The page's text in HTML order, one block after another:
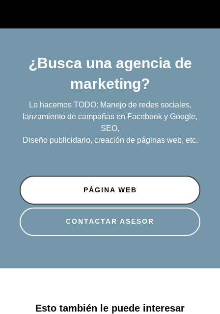
¿Busca una agencia de
marketing?
Lo hacemos TODO: Manejo de redes sociales,
lanzamiento de campañas en Facebook y Google,
SEO,
Diseño publicidario, creación de páginas web, etc.
PÁGINA WEB
CONTACTAR ASESOR
Esto también le puede interesar